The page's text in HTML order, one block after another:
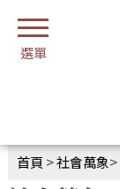
首頁 >社會萬象>